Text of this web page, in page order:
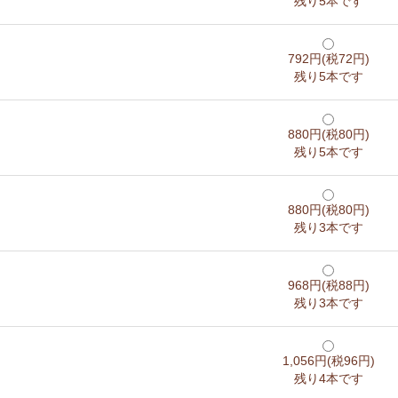
792円(税72円)
残り5本です
880円(税80円)
残り5本です
880円(税80円)
残り3本です
968円(税88円)
残り3本です
1,056円(税96円)
残り4本です